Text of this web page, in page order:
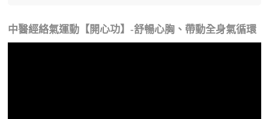
中醫經絡氣運動【開心功】-舒暢心胸、帶動全身氣循環